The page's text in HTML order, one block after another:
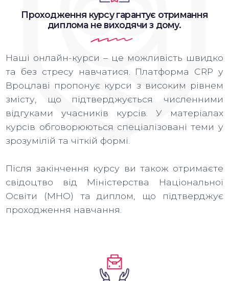
Проходження курсу гарантує отримання
диплома не виходячи з дому.
Наші онлайн-курси – це можливість швидко
та без стресу навчатися. Платформа CRP у
Вроцлаві пропонує курси з високим рівнем
змісту, що підтверджується численними
відгуками учасників курсів. У матеріалах
курсів обговорюються спеціалізовані теми у
зрозумілій та чіткій формі.
Після закінчення курсу ви також отримаєте
свідоцтво від Міністерства Національної
Освіти (MHО) та диплом, що підтверджує
проходження навчання.